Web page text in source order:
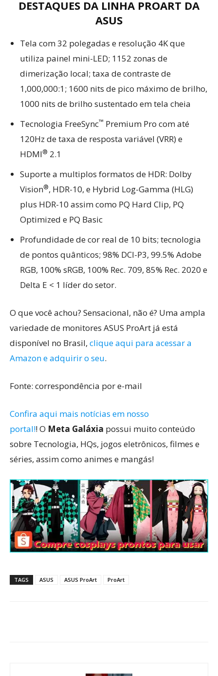
DESTAQUES DA LINHA PROART DA
ASUS
Tela com 32 polegadas e resolução 4K que
utiliza painel mini-LED; 1152 zonas de
dimerização local; taxa de contraste de
1,000,000:1; 1600 nits de pico máximo de brilho,
1000 nits de brilho sustentado em tela cheia
Tecnologia FreeSync™ Premium Pro com até
120Hz de taxa de resposta variável (VRR) e
HDMI® 2.1
Suporte a multiplos formatos de HDR: Dolby
Vision®, HDR-10, e Hybrid Log-Gamma (HLG)
plus HDR-10 assim como PQ Hard Clip, PQ
Optimized e PQ Basic
Profundidade de cor real de 10 bits; tecnologia
de pontos quânticos; 98% DCI-P3, 99.5% Adobe
RGB, 100% sRGB, 100% Rec. 709, 85% Rec. 2020 e
Delta E < 1 líder do setor.
O que você achou? Sensacional, não é? Uma ampla
variedade de monitores ASUS ProArt já está
disponível no Brasil, clique aqui para acessar a
Amazon e adquirir o seu.
Fonte: correspondência por e-mail
Confira aqui mais notícias em nosso
portal!! O Meta Galáxia possui muito conteúdo
sobre Tecnologia, HQs, jogos eletrônicos, filmes e
séries, assim como animes e mangás!
TAGS ASUS ASUS ProArt ProArt